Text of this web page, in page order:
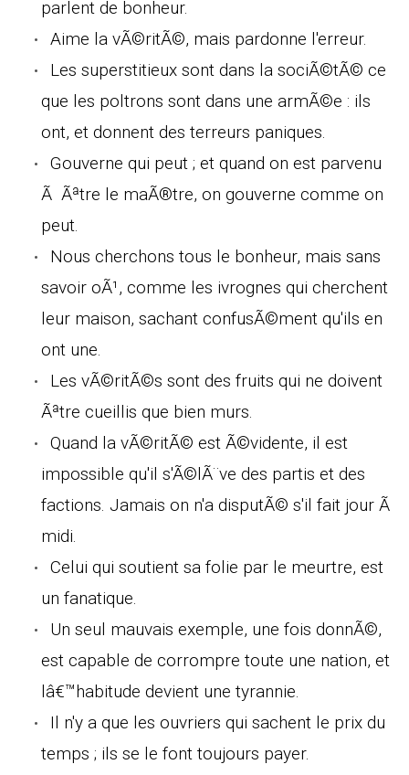
parlent de bonheur.
Aime la vÃ©ritÃ©, mais pardonne l'erreur.
Les superstitieux sont dans la sociÃ©tÃ© ce
que les poltrons sont dans une armÃ©e : ils
ont, et donnent des terreurs paniques.
Gouverne qui peut ; et quand on est parvenu
Ã Ãªtre le maÃ®tre, on gouverne comme on
peut.
Nous cherchons tous le bonheur, mais sans
savoir oÃ¹, comme les ivrognes qui cherchent
leur maison, sachant confusÃ©ment qu'ils en
ont une.
Les vÃ©ritÃ©s sont des fruits qui ne doivent
Ãªtre cueillis que bien murs.
Quand la vÃ©ritÃ© est Ã©vidente, il est
impossible qu'il s'Ã©lÃ¨ve des partis et des
factions. Jamais on n'a disputÃ© s'il fait jour Ã
midi.
Celui qui soutient sa folie par le meurtre, est
un fanatique.
Un seul mauvais exemple, une fois donnÃ©,
est capable de corrompre toute une nation, et
lâ€™habitude devient une tyrannie.
Il n'y a que les ouvriers qui sachent le prix du
temps ; ils se le font toujours payer.